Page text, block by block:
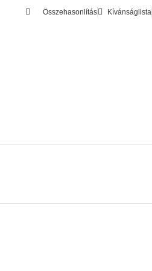
Összehasonlítás Kívánságlista